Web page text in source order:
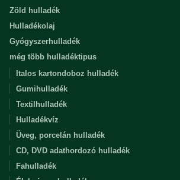
Zöld hulladék
Hulladékolaj
Gyógyszerhulladék
még több hulladéktipus
Italos kartondoboz hulladék
Gumihulladék
Textilhulladék
Hulladékvíz
Üveg, porcelán hulladék
CD, DVD adathordozó hulladék
Fahulladék